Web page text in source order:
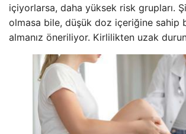
içiyorlarsa, daha yüksek risk grupları.
olmasa bile, düşük doz içeriğine sahip
almanız öneriliyor. Kirlilikten uzak